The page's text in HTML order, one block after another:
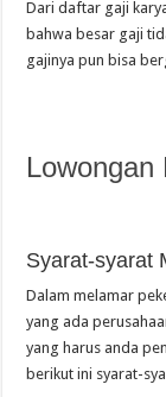
Dari daftar gaji
bahwa besar gaji
gajinya pun bisa
Lowongan
Syarat-syarat
Dalam melamar
yang ada
yang harus anda
berikut ini syarat-